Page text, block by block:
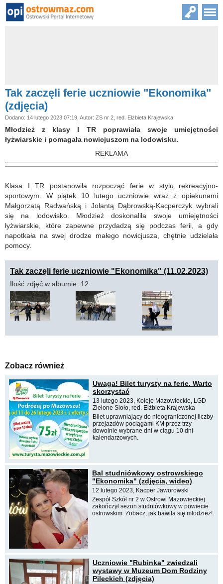
Tak zaczęli ferie uczniowie "Ekonomika"
(zdjęcia)
Dodano: 14 lutego 2023 07:19, Autor: ZS nr 2, red. Elżbieta Krajewska
Młodzież z klasy I TR poprawiała swoje umiejętności
łyżwiarskie i pomagała nowicjuszom na lodowisku.
REKLAMA
Klasa I TR postanowiła rozpocząć ferie w stylu rekreacyjno-
sportowym. W piątek 10 lutego uczniowie wraz z opiekunami
Małgorzatą Radwańską i Jolantą Dąbrowską-Kacperczyk wybrali
się na lodowisko. Młodzież doskonaliła swoje umiejętności
łyżwiarskie, które zapewne przydadzą się podczas ferii, a gdy
napotkała na swej drodze małego nowicjusza, chętnie udzielała
pomocy.
Tak zaczęli ferie uczniowie "Ekonomika" (11.02.2023)
Ilość zdjęć w albumie: 12
Zobacz również
Uwaga! Bilet turysty na ferie. Warto
skorzystać
13 lutego 2023, Koleje Mazowieckie, LGD
Zielone Sioło, red. Elżbieta Krajewska
Bilet uprawniający do nieograniczonej liczby
przejazdów pociągami KM przez trzy
dowolnie wybrane dni w ciągu 10 dni
kalendarzowych.
Bal studniówkowy ostrowskiego
"Ekonomika" (zdjęcia, wideo)
12 lutego 2023, Kacper Jaworowski
Zespół Szkół nr 2 w Ostrowi Mazowieckiej
zakończył sezon studniówkowy w powiecie
ostrowskim. Zobacz, jak bawiła się młodzież!
Uczniowie "Rubinka" zwiedzali
wystawy w Muzeum Dom Rodziny
Pileckich (zdjęcia)